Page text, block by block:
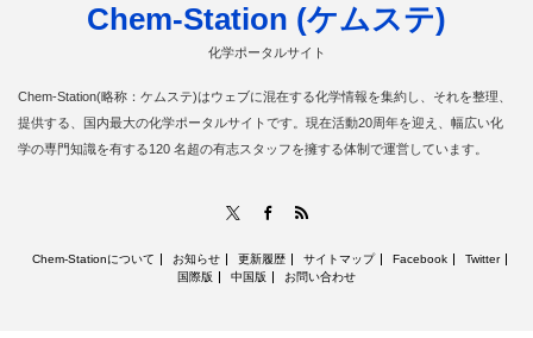
Chem-Station (ケムステ)
化学ポータルサイト
Chem-Station(略称：ケムステ)はウェブに混在する化学情報を集約し、それを整理、
提供する、国内最大の化学ポータルサイトです。現在活動20周年を迎え、幅広い化
学の専門知識を有する120 名超の有志スタッフを擁する体制で運営しています。
Facebook
Chem-Stationについて お知らせ 更新履歴 サイトマップ Facebook
Twitter
国際版
中国版 お問い合わせ